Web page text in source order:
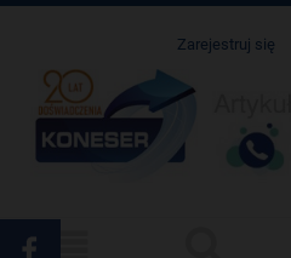
Zarejestruj się